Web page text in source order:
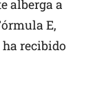
alberga a
E,
recibido